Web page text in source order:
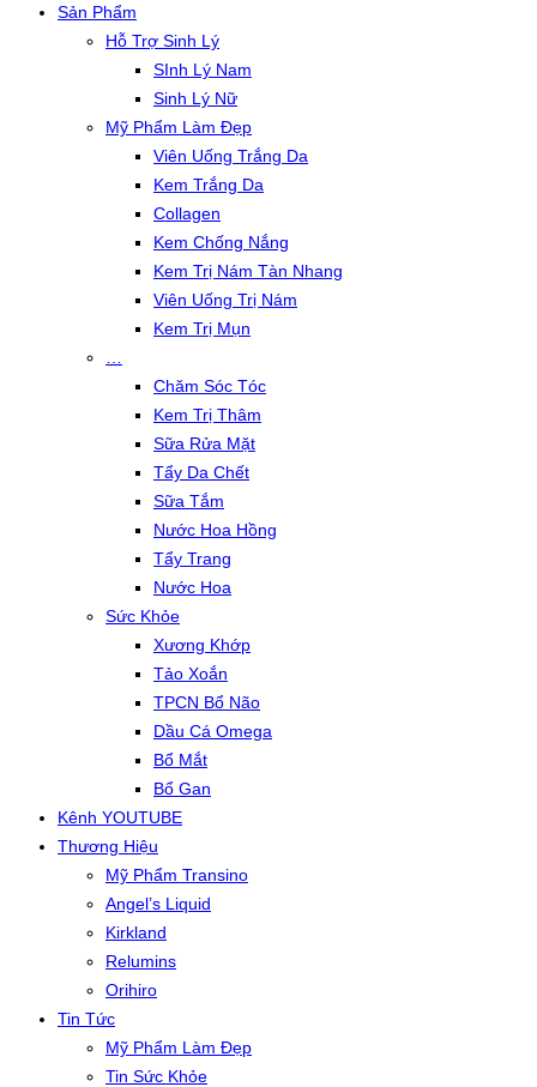
Sản Phẩm
Hỗ Trợ Sinh Lý
SInh Lý Nam
Sinh Lý Nữ
Mỹ Phẩm Làm Đẹp
Viên Uống Trắng Da
Kem Trắng Da
Collagen
Kem Chống Nắng
Kem Trị Nám Tàn Nhang
Viên Uống Trị Nám
Kem Trị Mụn
Chăm Sóc Tóc
Kem Trị Thâm
Sữa Rửa Mặt
Tẩy Da Chết
Sữa Tắm
Nước Hoa Hồng
Tẩy Trang
Nước Hoa
Sức Khỏe
Xương Khớp
Tảo Xoắn
TPCN Bổ Não
Dầu Cá Omega
Bổ Mắt
Bổ Gan
Kênh YOUTUBE
Thương Hiệu
Mỹ Phẩm Transino
Angel’s Liquid
Kirkland
Relumins
Orihiro
Tin Tức
Mỹ Phẩm Làm Đẹp
Tin Sức Khỏe